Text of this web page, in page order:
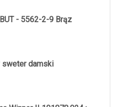
- 5562-2-9 Brąz
sweter damski